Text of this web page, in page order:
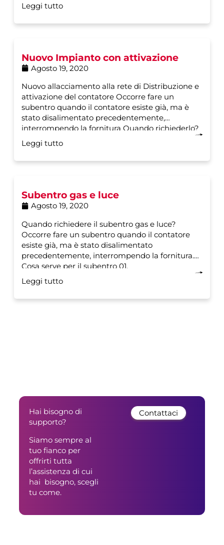
Leggi tutto
Nuovo Impianto con attivazione
Agosto 19, 2020
Nuovo allacciamento alla rete di Distribuzione e
attivazione del contatore Occorre fare un
subentro quando il contatore esiste già, ma è
stato disalimentato precedentemente,
interrompendo la fornitura Quando richiederlo?
Questo
Leggi tutto
Subentro gas e luce
Agosto 19, 2020
Quando richiedere il subentro gas e luce?
Occorre fare un subentro quando il contatore
esiste già, ma è stato disalimentato
precedentemente, interrompendo la fornitura.
Cosa serve per il subentro 01.
Leggi tutto
Hai bisogno di
supporto?
Siamo sempre al
tuo fianco per
offrirti tutta
l’assistenza di cui
hai bisogno, scegli
tu come.
Contattaci